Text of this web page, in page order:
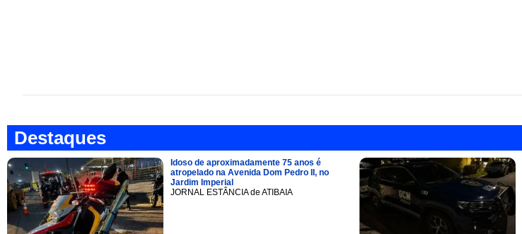
Destaques
Idoso de aproximadamente 75 anos é
atropelado na Avenida Dom Pedro II, no
Jardim Imperial
JORNAL ESTÂNCIA de ATIBAIA